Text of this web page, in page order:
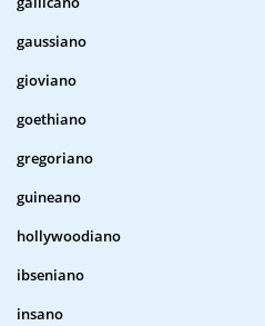
gaussiano
gioviano
goethiano
gregoriano
guineano
hollywoodiano
ibseniano
insano